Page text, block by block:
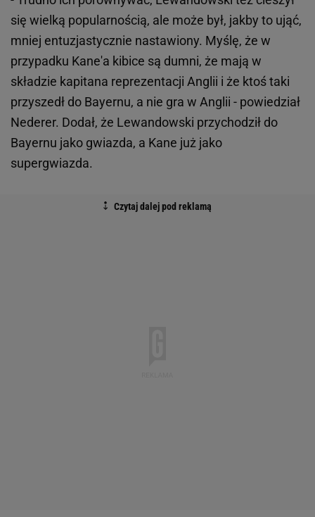
się wielką popularnością, ale może był, jakby to ująć,
mniej entuzjastycznie nastawiony. Myślę, że w
przypadku Kane'a kibice są dumni, że mają w
składzie kapitana reprezentacji Anglii i że ktoś taki
przyszedł do Bayernu, a nie gra w Anglii - powiedział
Nederer. Dodał, że Lewandowski przychodził do
Bayernu jako gwiazda, a Kane już jako
supergwiazda.